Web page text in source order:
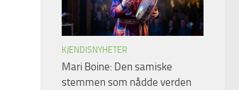
KJENDISNYHETER
Mari Boine: Den samiske
stemmen som nådde verden